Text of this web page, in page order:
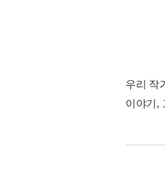
우리 작
이야기,